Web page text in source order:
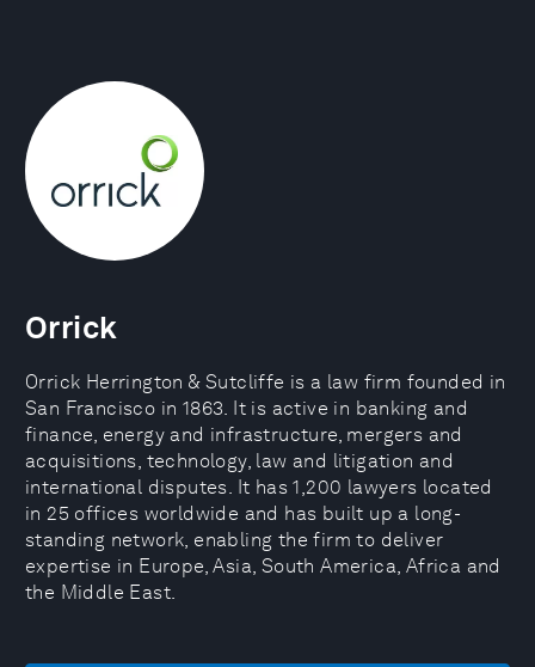
Orrick
Orrick Herrington & Sutcliffe is a law firm founded in
San Francisco in 1863. It is active in banking and
finance, energy and infrastructure, mergers and
acquisitions, technology, law and litigation and
international disputes. It has 1,200 lawyers located
in 25 offices worldwide and has built up a long-
standing network, enabling the firm to deliver
expertise in Europe, Asia, South America, Africa and
the Middle East.